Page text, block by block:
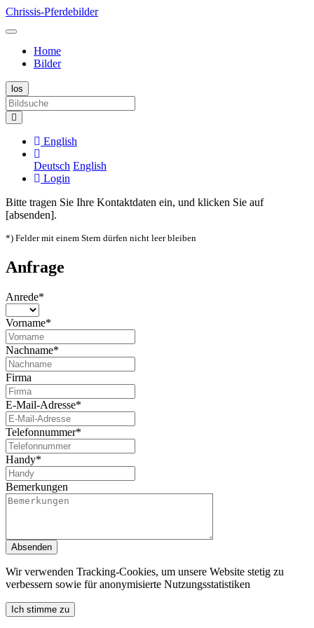
Chrissis-Pferdebilder
Home
Bilder
English
Deutsch English
Login
Bitte tragen Sie Ihre Kontaktdaten ein, und klicken Sie auf
[absenden].
*) Felder mit einem Stern dürfen nicht leer bleiben
Anfrage
Anrede*
Vorname*
Nachname*
Firma
E-Mail-Adresse*
Telefonnummer*
Handy*
Bemerkungen
Absenden
Wir verwenden Tracking-Cookies, um unsere Website stetig zu
verbessern sowie für anonymisierte Nutzungsstatistiken
Ich stimme zu